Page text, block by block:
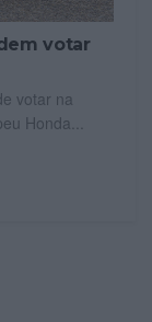
votar
votar na
Honda...